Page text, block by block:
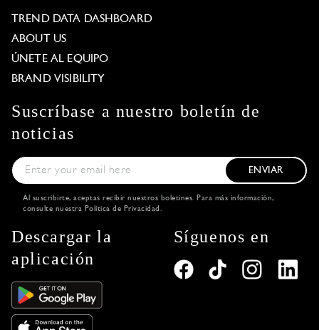
TREND DATA DASHBOARD
ABOUT US
ÚNETE AL EQUIPO
BRAND VISIBILITY
Suscríbase a nuestro boletín de
noticias
ENVIAR
Al suscribirte, aceptas recibir nuestros boletines. Para más información,
consulte nuestra Política de Privacidad .
Descargar la
aplicación
Síguenos en